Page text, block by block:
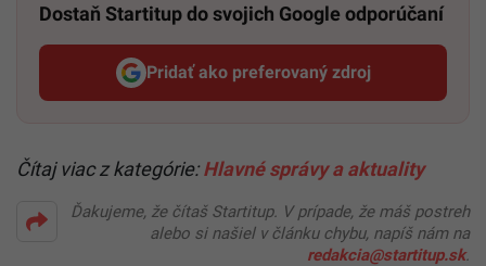
Dostaň Startitup do svojich Google odporúčaní
Pridať ako preferovaný zdroj
Startitup, odkaz sa otvorí v
Čítaj viac z kategórie:Hlavné správy a aktuality
Ďakujeme, že čítaš Startitup. V prípade, že máš postreh
alebo si našiel v článku chybu, napíš nám na
redakcia@startitup.sk.